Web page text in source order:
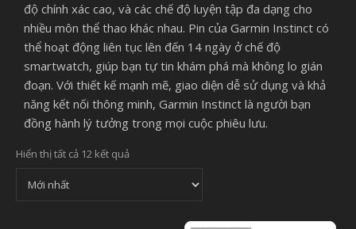
độ chính xác cao, và các chế độ luyện tập đa dạng cho
nhiều môn thể thao khác nhau. Pin của Garmin Instinct có
thể hoạt động liên tục lên đến 14 ngày ở chế độ
smartwatch, giúp bạn tự tin khám phá mà không lo gián
đoạn. Với thiết kế mạnh mẽ, giao diện dễ sử dụng và khả
năng kết nối thông minh, Garmin Instinct là người bạn
đồng hành lý tưởng trong mọi cuộc phiêu lưu.
Hiển thị tất cả 12 kết quả